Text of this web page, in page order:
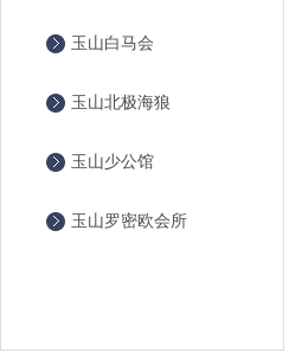
玉山白马会
玉山北极海狼
玉山少公馆
玉山罗密欧会所